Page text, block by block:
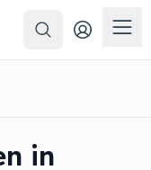
Zoeken
in